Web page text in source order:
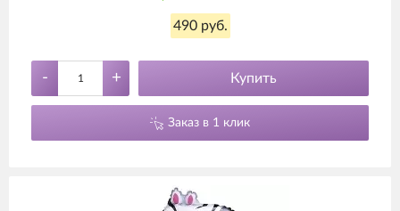
490 руб.
- + Купить
Заказ в 1 клик